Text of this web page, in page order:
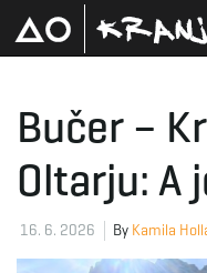
Bučer –
Oltarju: A
16. 6. 2026 By Kamila